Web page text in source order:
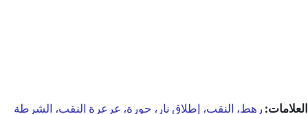
العلامات:رهط، النقب، إطلاق نار، حورة، عرعرة النقب، الشرطة